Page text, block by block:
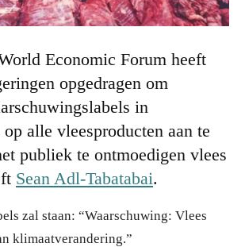
Economic Forum heeft
opgedragen om
in
alle vleesproducten aan te
publiek te ontmoedigen vlees
Sean Adl-Tabatabai.
zal staan: “Waarschuwing: Vlees
klimaatverandering.”